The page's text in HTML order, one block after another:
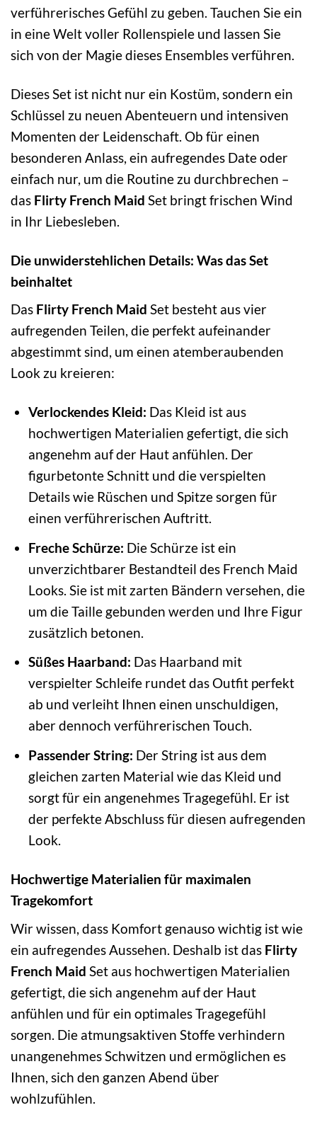
verführerisches Gefühl zu geben. Tauchen Sie ein
in eine Welt voller Rollenspiele und lassen Sie
sich von der Magie dieses Ensembles verführen.
Dieses Set ist nicht nur ein Kostüm, sondern ein
Schlüssel zu neuen Abenteuern und intensiven
Momenten der Leidenschaft. Ob für einen
besonderen Anlass, ein aufregendes Date oder
einfach nur, um die Routine zu durchbrechen –
das Flirty French Maid Set bringt frischen Wind
in Ihr Liebesleben.
Die unwiderstehlichen Details: Was das Set
beinhaltet
Das Flirty French Maid Set besteht aus vier
aufregenden Teilen, die perfekt aufeinander
abgestimmt sind, um einen atemberaubenden
Look zu kreieren:
Verlockendes Kleid: Das Kleid ist aus
hochwertigen Materialien gefertigt, die sich
angenehm auf der Haut anfühlen. Der
figurbetonte Schnitt und die verspielten
Details wie Rüschen und Spitze sorgen für
einen verführerischen Auftritt.
Freche Schürze: Die Schürze ist ein
unverzichtbarer Bestandteil des French Maid
Looks. Sie ist mit zarten Bändern versehen, die
um die Taille gebunden werden und Ihre Figur
zusätzlich betonen.
Süßes Haarband: Das Haarband mit
verspielter Schleife rundet das Outfit perfekt
ab und verleiht Ihnen einen unschuldigen,
aber dennoch verführerischen Touch.
Passender String: Der String ist aus dem
gleichen zarten Material wie das Kleid und
sorgt für ein angenehmes Tragegefühl. Er ist
der perfekte Abschluss für diesen aufregenden
Look.
Hochwertige Materialien für maximalen
Tragekomfort
Wir wissen, dass Komfort genauso wichtig ist wie
ein aufregendes Aussehen. Deshalb ist das Flirty
French Maid Set aus hochwertigen Materialien
gefertigt, die sich angenehm auf der Haut
anfühlen und für ein optimales Tragegefühl
sorgen. Die atmungsaktiven Stoffe verhindern
unangenehmes Schwitzen und ermöglichen es
Ihnen, sich den ganzen Abend über
wohlzufühlen.